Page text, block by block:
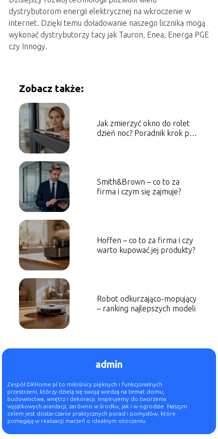
dystrybutorom energii elektrycznej na wkroczenie w
internet. Dzięki temu doładowanie naszego licznika mogą
wykonać dystrybutorzy tacy jak Tauron, Enea, Energa PGE
czy Innogy.
Zobacz także:
Jak zmierzyć okno do rolet
dzień noc? Poradnik krok po
Smith&Brown – co to za
firma i czym się zajmuje?
Hoffen – co to za firma i czy
warto kupować jej produkty?
Robot odkurzająco-mopujący
– ranking najlepszych modeli
admin
Zespół DKHome.pl to miłośnicy pięknych i funkcjonalnych
przestrzeni, którzy dzielą się swoją wiedzą na temat domu,
budownictwa, wnętrz i dekoracji. Inspirujemy do tworzenia
wyjątkowych aranżacji, zarówno w środku, jak i w ogrodzie. Naszym
celem jest dostarczanie praktycznych porad i pomysłów, które
pomagają w realizacji marzeń o idealnym otoczeniu.